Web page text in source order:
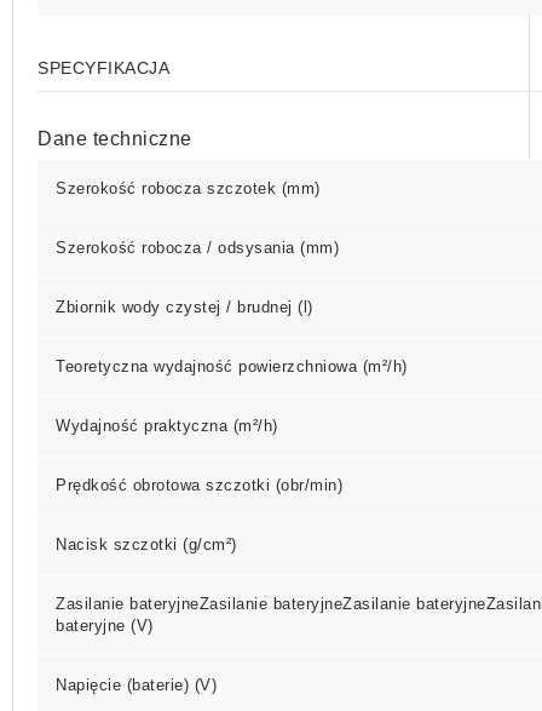
SPECYFIKACJA
Dane techniczne
Szerokość robocza szczotek (mm)
Szerokość robocza / odsysania (mm)
Zbiornik wody czystej / brudnej (l)
Teoretyczna wydajność powierzchniowa (m²/h)
Wydajność praktyczna (m²/h)
Prędkość obrotowa szczotki (obr/min)
Nacisk szczotki (g/cm²)
Zasilanie bateryjneZasilanie bateryjneZasilanie
bateryjne (V)
Napięcie (baterie) (V)